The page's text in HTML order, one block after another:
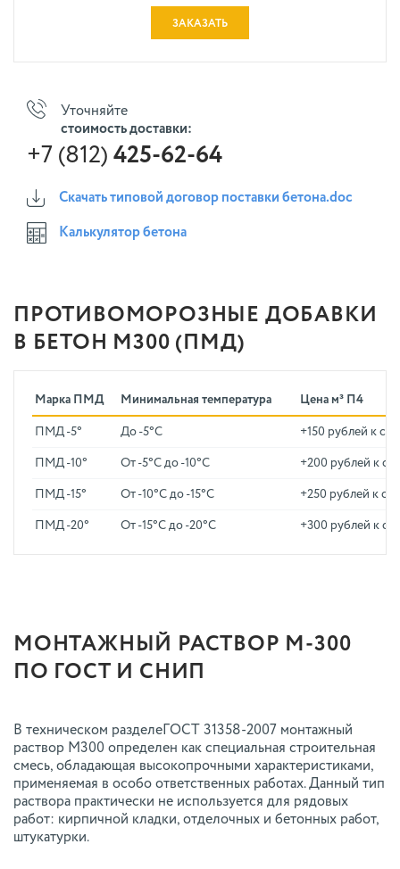
ЗАКАЗАТЬ
Уточняйте
стоимость доставки:
+7 (812) 425-62-64
Скачать типовой договор поставки бетона.doc
Калькулятор бетона
ПРОТИВОМОРОЗНЫЕ ДОБАВКИ
В БЕТОН М300 (ПМД)
Марка ПМД Минимальная температура Цена м³ П4
ПМД -5° До -5°C +150 рублей к
ПМД -10° От -5°C до -10°C +200 рублей к
ПМД -15° От -10°C до -15°C +250 рублей к
ПМД -20° От -15°C до -20°C +300 рублей к
МОНТАЖНЫЙ РАСТВОР М-300
ПО ГОСТ И СНИП
В техническом разделеГОСТ 31358-2007 монтажный
раствор М300 определен как специальная строительная
смесь, обладающая высокопрочными характеристиками,
применяемая в особо ответственных работах. Данный тип
раствора практически не используется для рядовых
работ: кирпичной кладки, отделочных и бетонных работ,
штукатурки.